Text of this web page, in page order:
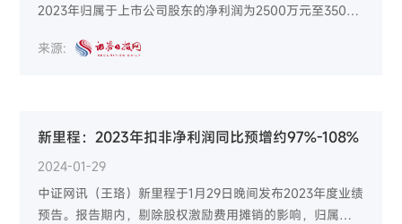
2023年归属于上市公司股东的净利润为2500万元至3500
东的净利润约1.85亿元至1.95亿元，同比增长约19%至
来源:
新里程：2023年扣非净利润同比预增约97%-108%
2024-01-29
中证网讯（王珞）新里程于1月29日晚间发布2023年度业绩
预告。报告期内，剔除股权激励费用摊销的影响，归属于